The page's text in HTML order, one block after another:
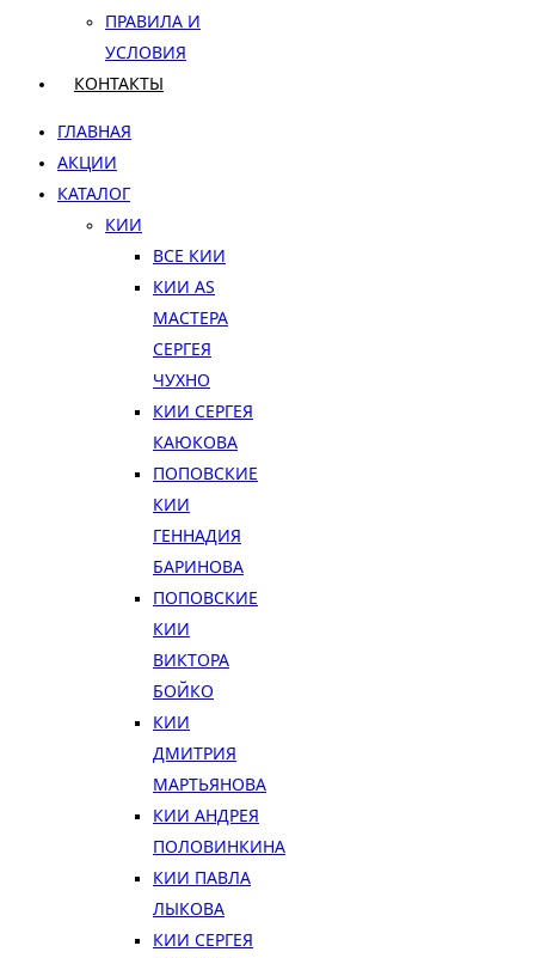
ПРАВИЛА И
УСЛОВИЯ
КОНТАКТЫ
ГЛАВНАЯ
АКЦИИ
КАТАЛОГ
КИИ
ВСЕ КИИ
КИИ AS
МАСТЕРА
СЕРГЕЯ
ЧУХНО
КИИ СЕРГЕЯ
КАЮКОВА
ПОПОВСКИЕ
КИИ
ГЕННАДИЯ
БАРИНОВА
ПОПОВСКИЕ
КИИ
ВИКТОРА
БОЙКО
КИИ
ДМИТРИЯ
МАРТЬЯНОВА
КИИ АНДРЕЯ
ПОЛОВИНКИНА
КИИ ПАВЛА
ЛЫКОВА
КИИ СЕРГЕЯ